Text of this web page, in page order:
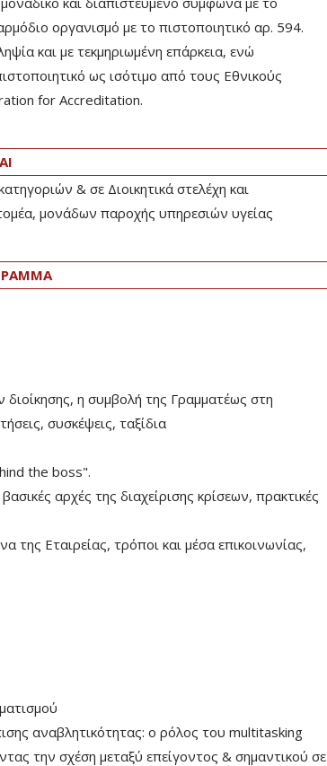
οργανισμό με το πιστοποιητικό αρ. 594.
και με τεκμηριωμένη επάρκεια, ενώ
ως ισότιμο από τους Εθνικούς
for Accreditation.
& σε Διοικητικά στελέχη και
μονάδων παροχής υπηρεσιών υγείας
η συμβολή της Γραμματέως στη
συσκέψεις, ταξίδια
the boss".
αρχές της διαχείρισης κρίσεων, πρακτικές
της Εταιρείας, τρόποι και μέσα επικοινωνίας,
αναβλητικότητας: ο ρόλος του multitasking
την σχέση μεταξύ επείγοντος & σημαντικού σε